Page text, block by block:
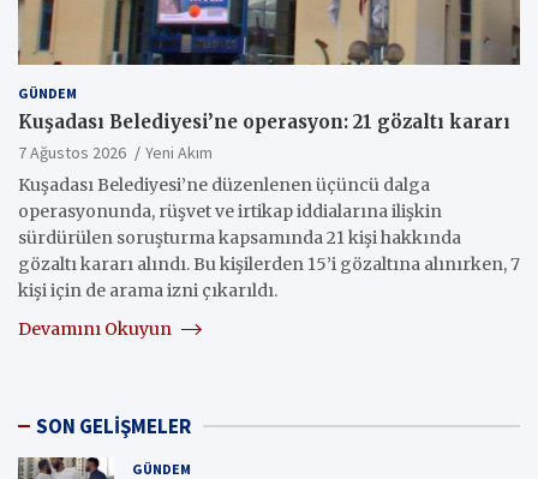
GÜNDEM
Kuşadası Belediyesi’ne operasyon: 21 gözaltı kararı
7 Ağustos 2026
Yeni Akım
Kuşadası Belediyesi’ne düzenlenen üçüncü dalga
operasyonunda, rüşvet ve irtikap iddialarına ilişkin
sürdürülen soruşturma kapsamında 21 kişi hakkında
gözaltı kararı alındı. Bu kişilerden 15’i gözaltına alınırken, 7
kişi için de arama izni çıkarıldı.
Devamını Okuyun
SON GELİŞMELER
GÜNDEM